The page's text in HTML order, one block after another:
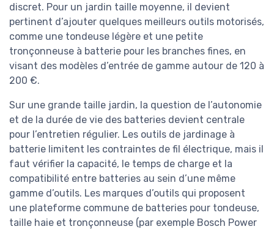
discret. Pour un jardin taille moyenne, il devient
pertinent d’ajouter quelques meilleurs outils motorisés,
comme une tondeuse légère et une petite
tronçonneuse à batterie pour les branches fines, en
visant des modèles d’entrée de gamme autour de 120 à
200 €.
Sur une grande taille jardin, la question de l’autonomie
et de la durée de vie des batteries devient centrale
pour l’entretien régulier. Les outils de jardinage à
batterie limitent les contraintes de fil électrique, mais il
faut vérifier la capacité, le temps de charge et la
compatibilité entre batteries au sein d’une même
gamme d’outils. Les marques d’outils qui proposent
une plateforme commune de batteries pour tondeuse,
taille haie et tronçonneuse (par exemple Bosch Power